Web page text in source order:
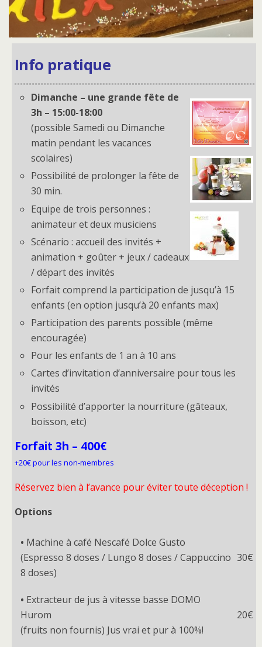
Info pratique
Dimanche – une grande fête de
3h – 15:00-18:00
(possible Samedi ou Dimanche
matin pendant les vacances
scolaires)
Possibilité de prolonger la fête de
30 min.
Equipe de trois personnes :
animateur et deux musiciens
Scénario : accueil des invités +
animation + goûter + jeux / cadeaux
/ départ des invités
Forfait comprend la participation de jusqu’à 15
enfants (en option jusqu’à 20 enfants max)
Participation des parents possible (même
encouragée)
Pour les enfants de 1 an à 10 ans
Cartes d’invitation d’anniversaire pour tous les
invités
Possibilité d’apporter la nourriture (gâteaux,
boisson, etc)
Forfait 3h – 400€
+20€ pour les non-membres
Réservez bien à l’avance pour éviter toute déception !
Options
• Machine à café Nescafé Dolce Gusto
(Espresso 8 doses / Lungo 8 doses / Cappuccino
8 doses)
30€
• Extracteur de jus à vitesse basse DOMO
Hurom
(fruits non fournis) Jus vrai et pur à 100%!
20€